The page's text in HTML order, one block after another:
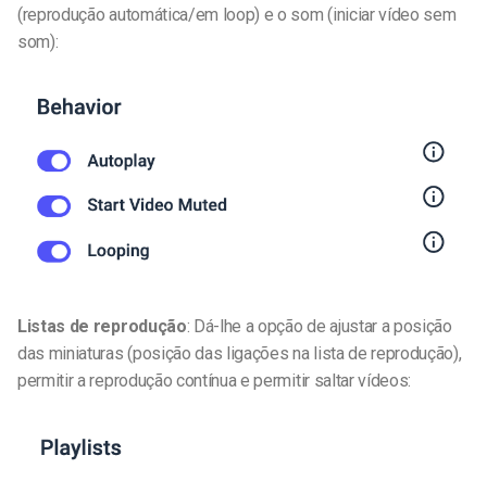
(reprodução automática/em loop) e o som (iniciar vídeo sem
som):
Listas de reprodução: Dá-lhe a opção de ajustar a posição
das miniaturas (posição das ligações na lista de reprodução),
permitir a reprodução contínua e permitir saltar vídeos: